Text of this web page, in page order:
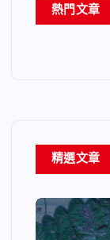
熱門文章
精選文章